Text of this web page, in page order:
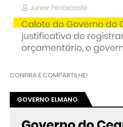
CONFIRA E COMPARTILHE!
GOVERNO ELMANO